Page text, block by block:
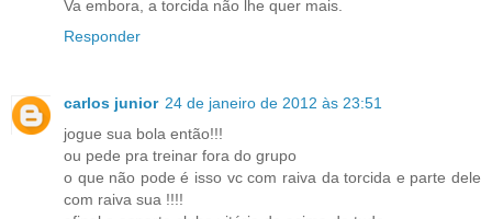
Va embora, a torcida não lhe quer mais.
Responder
carlos junior 24 de janeiro de 2012 às 23:51
jogue sua bola então!!!
ou pede pra treinar fora do grupo
o que não pode é isso vc com raiva da torcida e parte dele
com raiva sua !!!!